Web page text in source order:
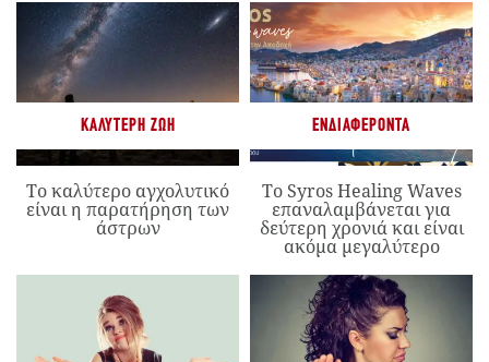
ΚΑΛΎΤΕΡΗ ΖΩΉ
Το καλύτερο αγχολυτικό
είναι η παρατήρηση των
άστρων
ΕΝΔΙΑΦΈΡΟΝΤΑ
Το Syros Healing Waves
επαναλαμβάνεται για
δεύτερη χρονιά και είναι
ακόμα μεγαλύτερο